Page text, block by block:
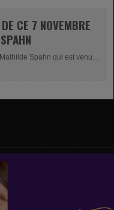
CE 7 NOVEMBRE
Spahn qui est venue